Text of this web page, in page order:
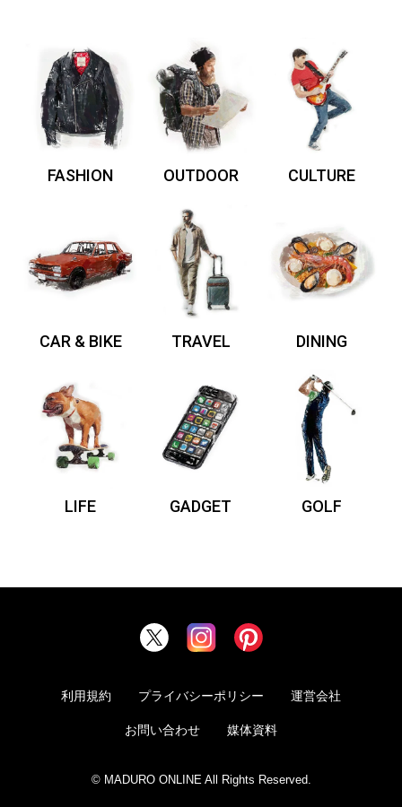
FASHION OUTDOOR CULTURE
CAR & BIKE TRAVEL DINING
LIFE GADGET GOLF
利用規約 プライバシーポリシー 運営会社
お問い合わせ 媒体資料
© MADURO ONLINE All Rights Reserved.